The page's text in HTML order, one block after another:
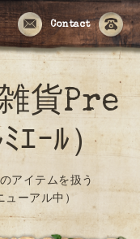
Contact
貨Pre
ｴｰﾙ）
アイテムを扱う
ーアル中）